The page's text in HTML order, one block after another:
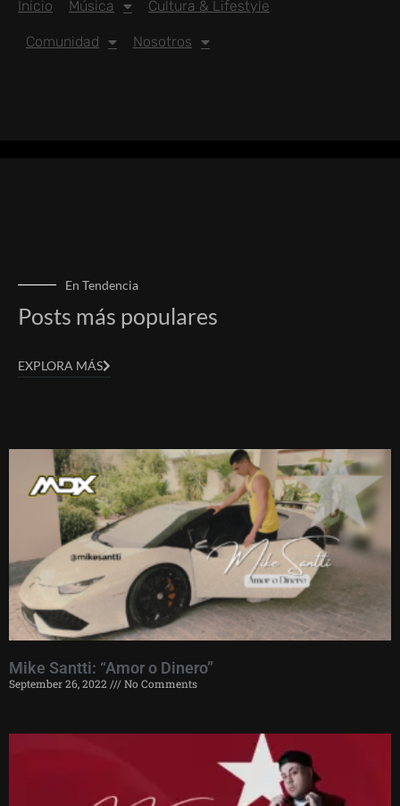
Inicio Música Cultura & Lifestyle
Comunidad Nosotros
En Tendencia
Posts más populares
EXPLORA MÁS
Mike Santti: “Amor o Dinero”
September 26, 2022 No Comments